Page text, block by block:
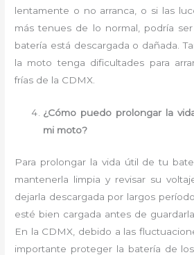
lentamente o no arranca, o si las
más tenues de lo normal, podría
batería está descargada o dañada.
la moto tenga dificultades para
frías de la CDMX.
¿Cómo puedo prolongar la
mi moto?
Para prolongar la vida útil de tu
mantenerla limpia y revisar su
dejarla descargada por largos
esté bien cargada antes de
En la CDMX, debido a las
importante proteger la batería de